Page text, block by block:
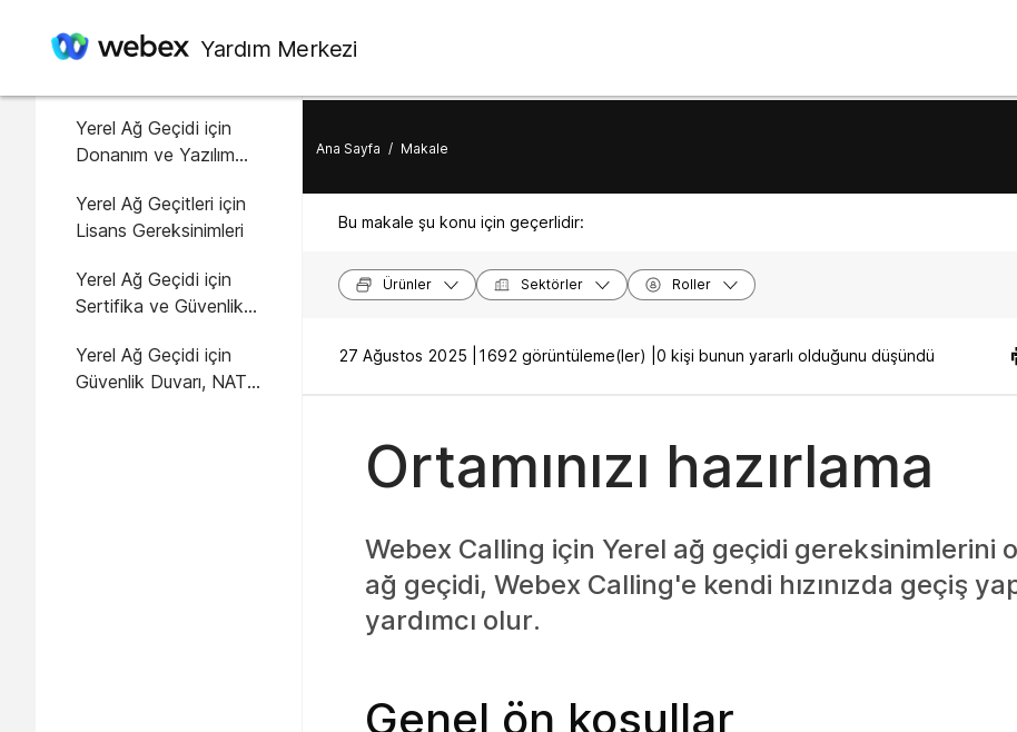
Yardım Merkezi
Bu makalede
Yerel Ağ Geçidi için
Donanım ve Yazılım
Yerel Ağ Geçitleri için
Lisans Gereksinimleri
Yerel Ağ Geçidi için
Sertifika ve Güvenlik
Yerel Ağ Geçidi için
Güvenlik Duvarı, NAT
Ana Sayfa / Makale
Bu makale şu konu için geçerlidir:
Ürünler Sektörler Roller
27 Ağustos 2025 | 1692 görüntüleme(ler) | 0 kişi bunun yararlı olduğunu düşündü
Ortamınızı hazırlama
Webex Calling için Yerel ağ geçidi gereksinimlerini
ağ geçidi, Webex Calling'e kendi hızınızda geçiş
yardımcı olur.
Genel ön koşullar